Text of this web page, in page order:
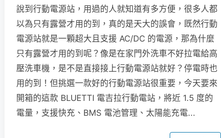
說到行動電源站，用過的人就知道有多方便，很多人都
以為只有露營才用的到，真的是天大的誤會，既然行動
電源站就是一顆超大且支援 AC/DC 的電源，那為什麼
只有露營才用的到呢？像是在家門外洗車不好拉電給高
壓洗車機，是不是直接接上行動電源站就好？停電時也
用的到！但挑選一款好的行動電源站很重要，今天要來
開箱的這款 BLUETTI 電吉拉行動電站，將近 1.5 度的
電量，支援快充、BMS 電池管理、太陽能充電...